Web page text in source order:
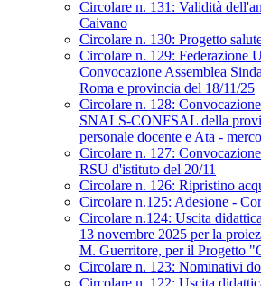
Circolare n. 131: Validità
Caivano
Circolare n. 130: Progetto
Circolare n. 129: Federazione
Convocazione Assemblea
Roma e provincia del 18/11/25
Circolare n. 128:
SNALS-CONFSAL della
personale docente e Ata -
Circolare n. 127:
RSU d'istituto del 20/11
Circolare n. 126: Ripristino
Circolare n.125: Adesione -
Circolare n.124: Uscita
13 novembre 2025 per la
M. Guerritore, per il Progetto
Circolare n. 123: Nominativi